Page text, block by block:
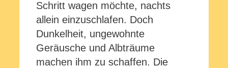
Schritt wagen möchte, nachts
allein einzuschlafen. Doch
Dunkelheit, ungewohnte
Geräusche und Albträume
machen ihm zu schaffen. Die